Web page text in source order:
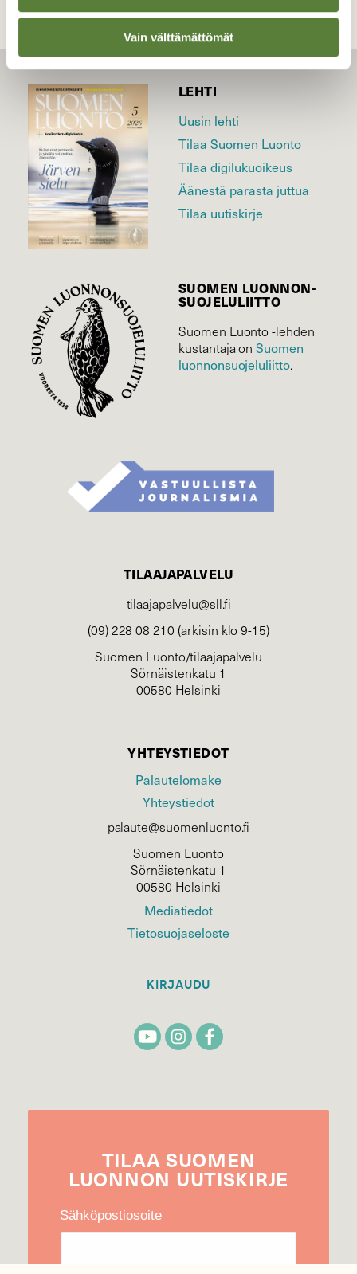
Vain välttämättömät
LEHTI
Uusin lehti
Tilaa Suomen Luonto
Tilaa digilukuoikeus
Äänestä parasta juttua
Tilaa uutiskirje
SUOMEN LUONNON­
SUOJELU­LIITTO
Suomen Luonto -lehden
kustantaja onSuomen
luonnonsuojelu­liitto.
TILAAJAPALVELU
tilaajapalvelu@sll.fi
(09) 228 08 210 (arkisin klo 9-15)
Suomen Luonto/tilaajapalvelu
Sörnäistenkatu 1
00580 Helsinki
YHTEYSTIEDOT
Palautelomake
Yhteystiedot
palaute@suomenluonto.fi
Suomen Luonto
Sörnäistenkatu 1
00580 Helsinki
Mediatiedot
Tietosuojaseloste
KIRJAUDU
TILAA SUOMEN
LUONNON UUTIS­KIRJE
Sähköpostiosoite